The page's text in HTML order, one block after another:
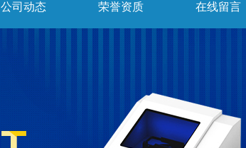
公司动态 荣誉资质 在线留言